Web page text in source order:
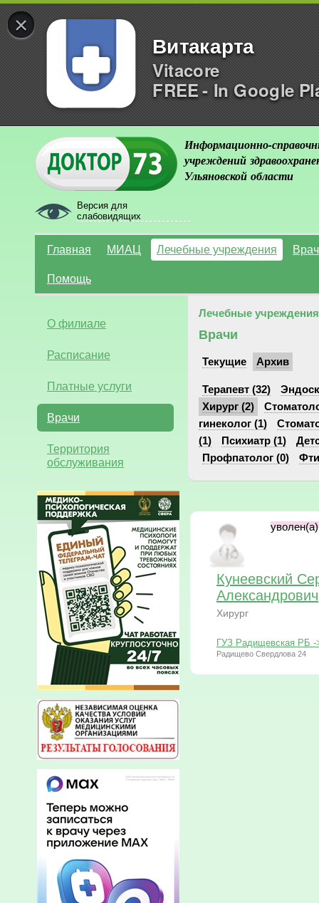
×
Витакарта
Vitacore
FREE - In Google
Версия для
слабовидящих
Информационно-
учреждений
Ульяновской области
Главная МИАЦ Лечебные учреждения
Помощь
О филиале
Расписание
Платные услуги
Врачи
Территория
обслуживания
Лечебные учреждения
Врачи
Текущие Архив
Терапевт (32)
Хирург (2)
гинеколог (1)
(1)
Психиатр (1)
Профпатолог (0)
Кунеевский
Александрович
Хирург
ГУЗ Радищевская РБ -
Радищево Свердлова 24